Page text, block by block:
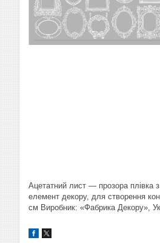
Ацетатний лист — прозора плівка
елемент декору, для створення
см Виробник: «Фабрика Декору»,